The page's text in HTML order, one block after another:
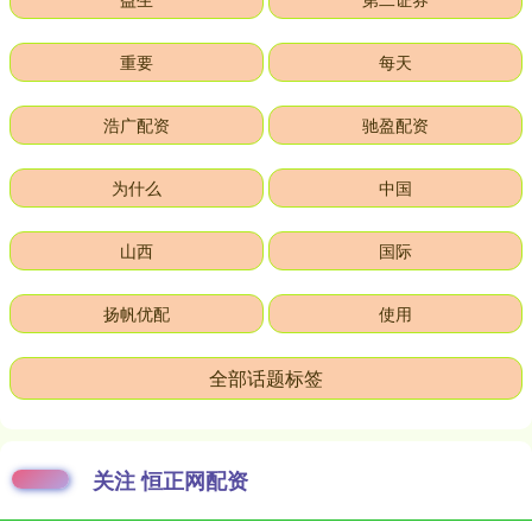
重要 每天
浩广配资 驰盈配资
为什么 中国
山西 国际
扬帆优配 使用
全部话题标签
关注 恒正网配资